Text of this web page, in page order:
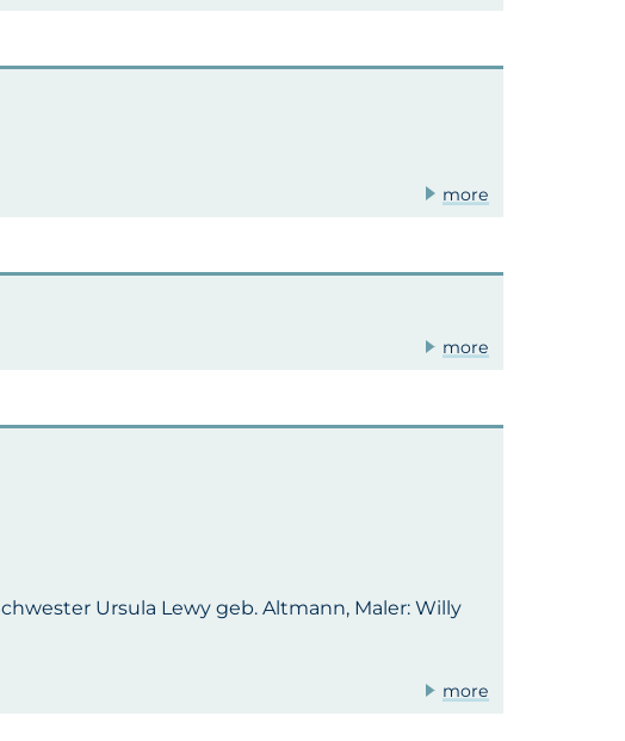
more
more
Ursula Lewy geb. Altmann, Maler: Willy
more